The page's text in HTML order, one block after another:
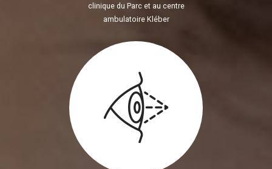
clinique du Parc et au centre
ambulatoire Kléber